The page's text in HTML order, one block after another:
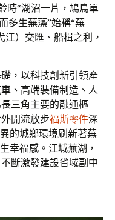
時“湖沼一片，鳩鳥單
多生蕪藻”始稱“蕪
）交匯、船楫之利，
，以科技創新引領產
、高端裝備制造、人
三角主要的融通樞
開流放步福斯零件深
的城鄉環境刷新著蕪
幸福感。江城蕪湖，
斷激發建設省域副中